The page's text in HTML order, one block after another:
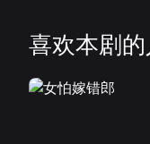
喜欢本剧